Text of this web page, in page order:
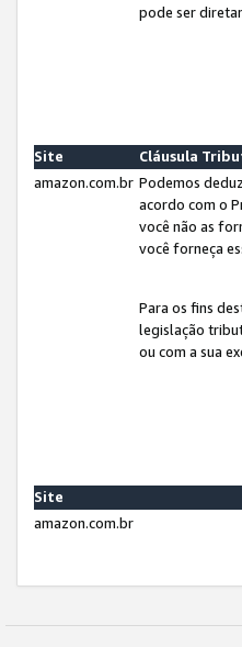
pode ser
Site
Cláusula
amazon.com.br Podemos
acordo com o
você não as
você forneça
Para os fins
legislação
ou com a sua
Site
amazon.com.br